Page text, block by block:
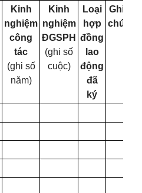
Kinh
nghiệm
công
tác
(ghi số
năm)
Kinh
nghiệm
ĐGSPH
(ghi số
cuộc)
Loại
hợp
đồng
lao
động
đã
ký
Ghi
chú